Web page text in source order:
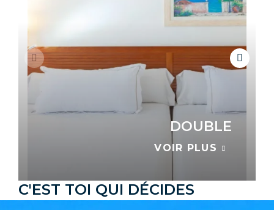
DOUBLE
VOIR PLUS
C'EST TOI QUI DÉCIDES